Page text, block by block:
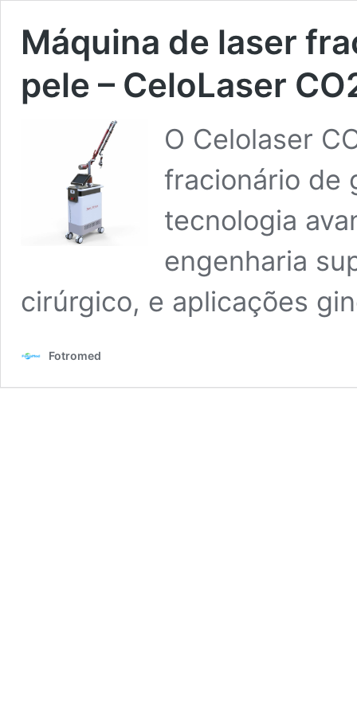
Máquina de laser
pele – CeloLaser
O Celolaser
fracionário de
tecnologia
engenharia
cirúrgico, e aplicações
Fotromed